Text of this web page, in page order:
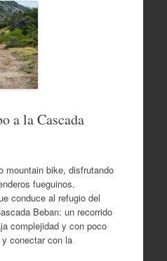
a la Cascada
mountain bike, disfrutando
fueguinos.
conduce al refugio del
Beban: un recorrido
complejidad y con poco
conectar con la